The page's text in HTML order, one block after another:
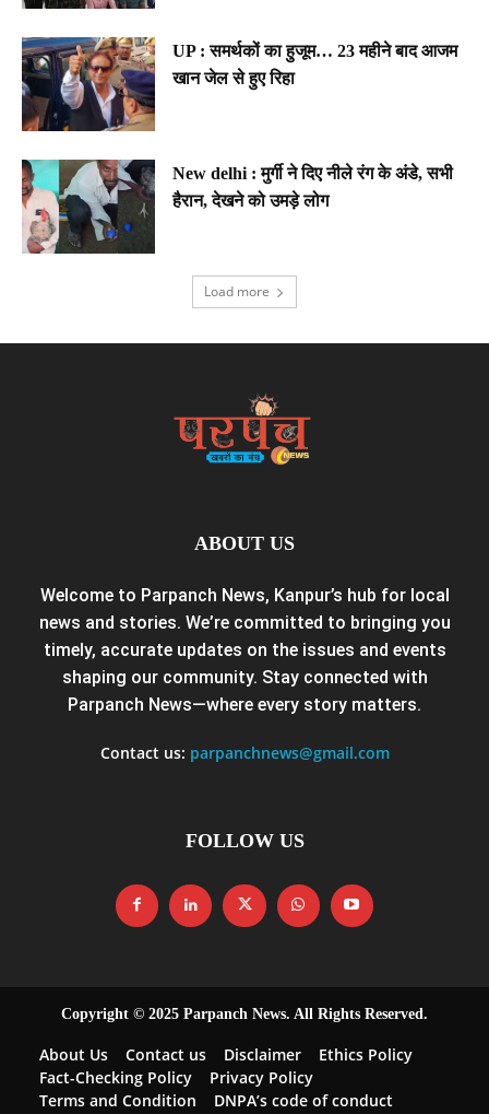
UP : समर्थकों का हुजूम… 23 महीने बाद आजम
खान जेल से हुए रिहा
New delhi : मुर्गी ने दिए नीले रंग के अंडे, सभी
हैरान, देखने को उमड़े लोग
Load more
ABOUT US
Welcome to Parpanch News, Kanpur’s hub for local
news and stories. We’re committed to bringing you
timely, accurate updates on the issues and events
shaping our community. Stay connected with
Parpanch News—where every story matters.
Contact us: parpanchnews@gmail.com
FOLLOW US
Copyright © 2025 Parpanch News. All Rights Reserved.
About Us Contact us Disclaimer
Ethics Policy
Fact-Checking Policy
Privacy Policy
Terms and Condition
DNPA’s code of conduct